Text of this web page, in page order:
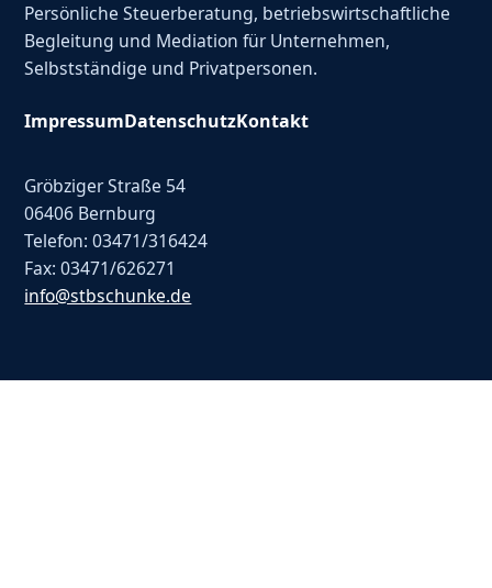
Persönliche Steuerberatung, betriebswirtschaftliche
Begleitung und Mediation für Unternehmen,
Selbstständige und Privatpersonen.
ImpressumDatenschutzKontakt
Gröbziger Straße 54
06406 Bernburg
Telefon: 03471/316424
Fax: 03471/626271
info@stbschunke.de